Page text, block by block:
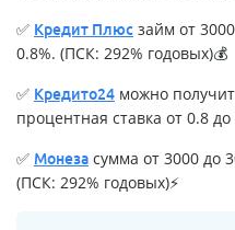
✅ Кредит Плюс займ от
0.8%. (ПСК: 292% годовых)💰
✅ Кредито24 можно
процентная ставка от 0.8
✅ Монеза сумма от 3000 до
(ПСК: 292% годовых)⚡